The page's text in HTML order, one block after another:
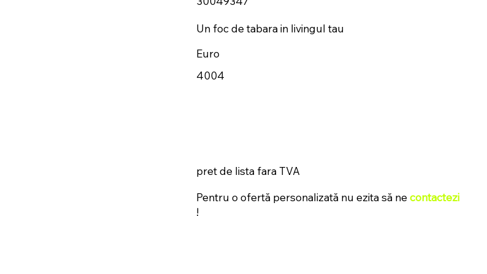
Un foc de tabara in livingul tau
Euro
4004
pret de lista fara TVA
Pentru o ofertă personalizată nu ezita să necontactezi
!